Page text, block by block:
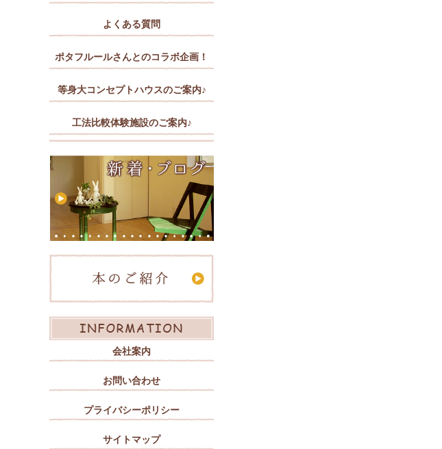
よくある質問
ポタフルールさんとのコラボ企画！
等身大コンセプトハウスのご案内♪
工法比較体験施設のご案内♪
会社案内
お問い合わせ
プライバシーポリシー
サイトマップ